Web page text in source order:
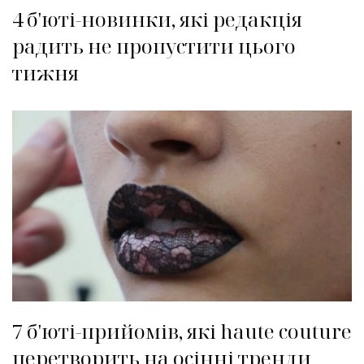
4 б'юті-новинки, які редакція
радить не пропустити цього
тижня
7 б'юті-прийомів, які haute couture
перетворить на осінні тренди